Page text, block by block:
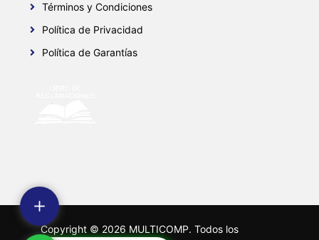
Términos y Condiciones
Política de Privacidad
Política de Garantías
Copyright © 2026 MULTICOMP. Todos los